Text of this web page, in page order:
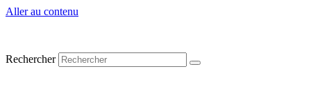
Aller au contenu
Rechercher